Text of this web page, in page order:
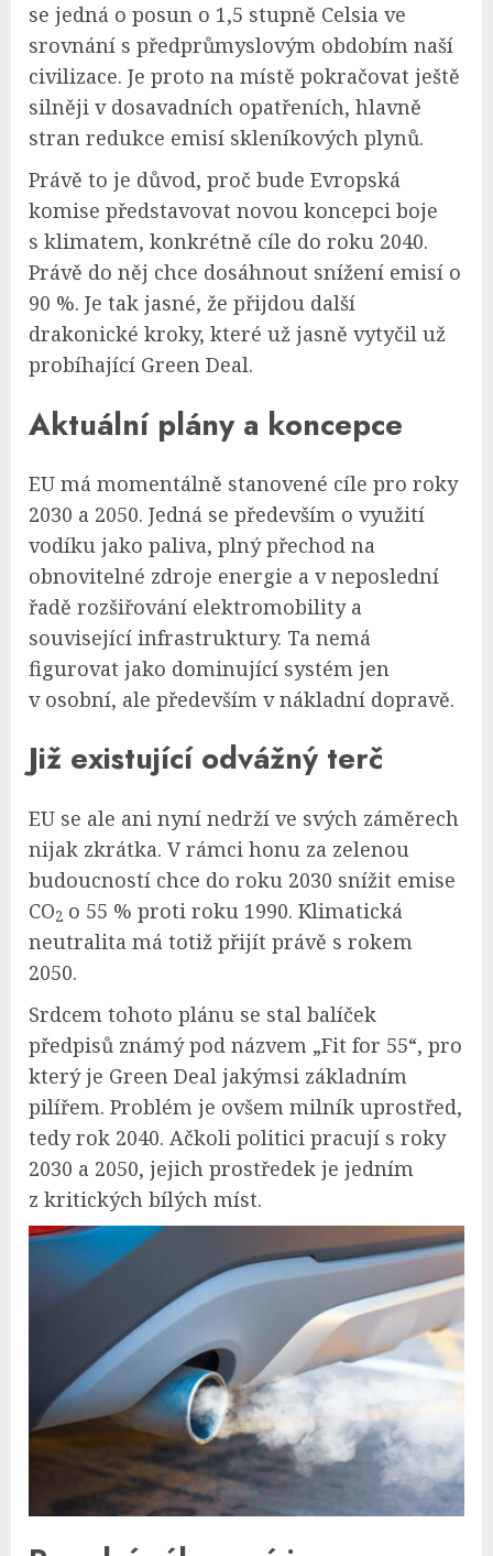
se jedná o posun o 1,5 stupně Celsia ve
srovnání s předprůmyslovým obdobím naší
civilizace. Je proto na místě pokračovat ještě
silněji v dosavadních opatřeních, hlavně
stran redukce emisí skleníkových plynů.
Právě to je důvod, proč bude Evropská
komise představovat novou koncepci boje
s klimatem, konkrétně cíle do roku 2040.
Právě do něj chce dosáhnout snížení emisí o
90 %. Je tak jasné, že přijdou další
drakonické kroky, které už jasně vytyčil už
probíhající Green Deal.
Aktuální plány a koncepce
EU má momentálně stanovené cíle pro roky
2030 a 2050. Jedná se především o využití
vodíku jako paliva, plný přechod na
obnovitelné zdroje energie a v neposlední
řadě rozšiřování elektromobility a
související infrastruktury. Ta nemá
figurovat jako dominující systém jen
v osobní, ale především v nákladní dopravě.
Již existující odvážný terč
EU se ale ani nyní nedrží ve svých záměrech
nijak zkrátka. V rámci honu za zelenou
budoucností chce do roku 2030 snížit emise
CO2 o 55 % proti roku 1990. Klimatická
neutralita má totiž přijít právě s rokem
2050.
Srdcem tohoto plánu se stal balíček
předpisů známý pod názvem „Fit for 55“, pro
který je Green Deal jakýmsi základním
pilířem. Problém je ovšem milník uprostřed,
tedy rok 2040. Ačkoli politici pracují s roky
2030 a 2050, jejich prostředek je jedním
z kritických bílých míst.